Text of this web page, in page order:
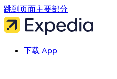
跳到页面主要部分
下载 App